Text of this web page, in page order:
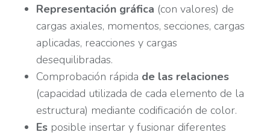
Representación gráfica (con valores) de
cargas axiales, momentos, secciones, cargas
aplicadas, reacciones y cargas
desequilibradas.
Comprobación rápida de las relaciones
(capacidad utilizada de cada elemento de la
estructura) mediante codificación de color.
Es posible insertar y fusionar diferentes